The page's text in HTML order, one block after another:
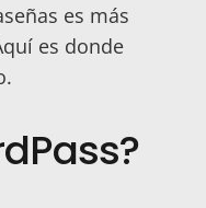
es más
es donde